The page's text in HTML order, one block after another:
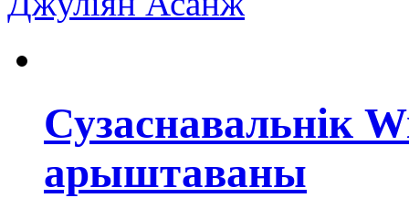
Сузаснавальнік
арыштаваны